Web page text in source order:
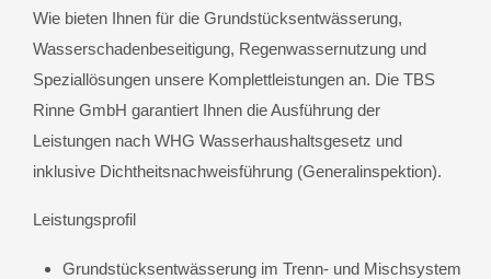
Wie bieten Ihnen für die Grundstücksentwässerung,
Wasserschadenbeseitigung, Regenwassernutzung und
Speziallösungen unsere Komplettleistungen an. Die TBS
Rinne GmbH garantiert Ihnen die Ausführung der
Leistungen nach WHG Wasserhaushaltsgesetz und
inklusive Dichtheitsnachweisführung (Generalinspektion).
Leistungsprofil
Grundstücksentwässerung im Trenn- und Mischsystem